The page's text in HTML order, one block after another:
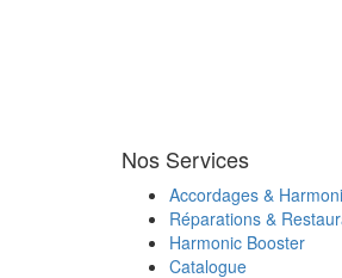
Nos Services
Accordages &
Réparations &
Harmonic Booster
Catalogue